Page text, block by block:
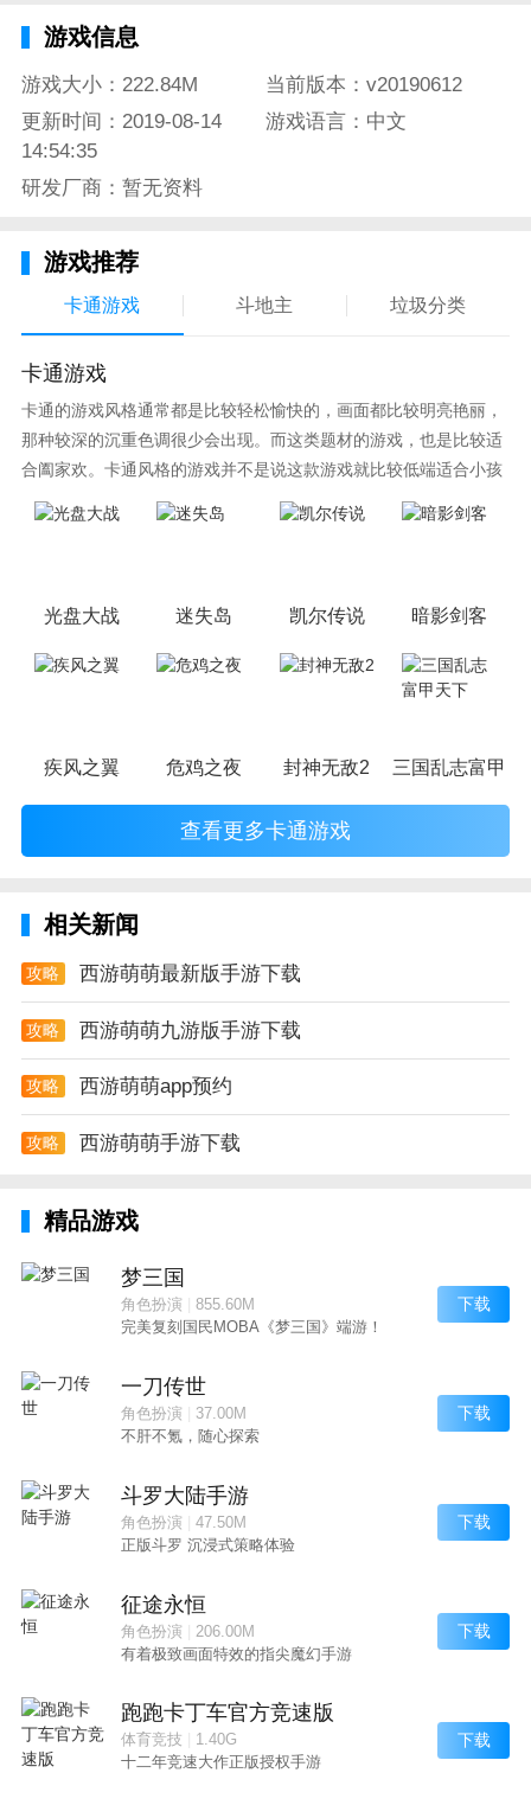
中国神话体系世界之中的挑战，在这里能为你展现出各
种各样不同的特殊冒险模式的挑战，各种经典的神话西
游世界之中的人物与角色任你的自由收集，搭配你特殊
的九宫格战斗模式展现出一个最新的华丽西游冒险。
游戏信息
游戏大小：222.84M
当前版本：v20190612
更新时间：2019-08-14
14:54:35
游戏语言：中文
研发厂商：暂无资料
游戏推荐
卡通游戏 斗地主 垃圾分类
卡通游戏
卡通的游戏风格通常都是比较轻松愉快的，画面都比较明亮艳丽，
那种较深的沉重色调很少会出现。而这类题材的游戏，也是比较适
合阖家欢。卡通风格的游戏并不是说这款游戏就比较低端适合小孩
子玩，因为很多游戏厂商会故意把游戏中添加进入卡通元素，这也
光盘大战 迷失岛 凯尔传说 暗影剑客
疾风之翼 危鸡之夜 封神无敌2 三国乱志富甲天
查看更多卡通游戏
相关新闻
攻略 西游萌萌最新版手游下载
攻略 西游萌萌九游版手游下载
攻略 西游萌萌app预约
攻略 西游萌萌手游下载
精品游戏
梦三国
角色扮演| 855.60M
完美复刻国民MOBA《梦三国》端游！
下载
一刀传世
角色扮演| 37.00M
不肝不氪，随心探索
下载
斗罗大陆手游
角色扮演| 47.50M
正版斗罗 沉浸式策略体验
下载
征途永恒
角色扮演| 206.00M
有着极致画面特效的指尖魔幻手游
下载
跑跑卡丁车官方竞速版
体育竞技
1.40G
十二年竞速大作正版授权手游
下载